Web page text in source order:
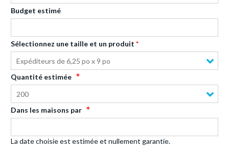
Budget estimé
Sélectionnez une taille et un produit
Expéditeurs de 6,25 po x 9 po
Quantité estimée
200
Dans les maisons par
La date choisie est estimée et nullement garantie.